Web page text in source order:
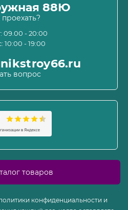
и оферта
88Ю
проехать?
09.00 - 20:00
10:00 - 19:00
вопрос
товаров
конфиденциальности и